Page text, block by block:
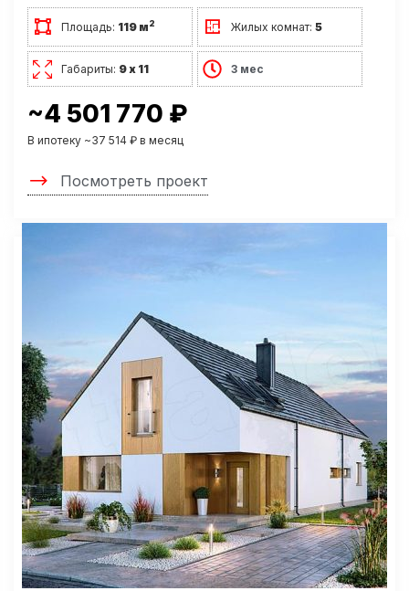
Площадь: 119 м2 Жилых комнат:5
Габариты: 9 х 11 3 мес
~4 501 770 ₽
В ипотеку ~37 514 ₽ в месяц
Посмотреть проект